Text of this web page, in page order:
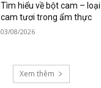
Tìm hiểu về bột cam –
cam tươi trong ẩm thực
03/08/2026
Xem thêm